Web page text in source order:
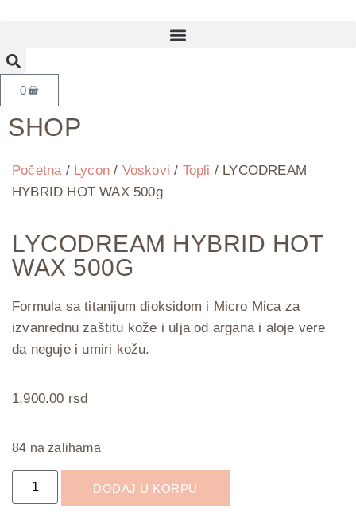
0
SHOP
Početna/ Lycon / Voskovi / Topli / LYCODREAM
HYBRID HOT WAX 500g
LYCODREAM HYBRID HOT
WAX 500G
Formula sa titanijum dioksidom i Micro Mica za
izvanrednu zaštitu kože i ulja od argana i aloje vere
da neguje i umiri kožu.
1,900.00 rsd
84 na zalihama
DODAJ U KORPU